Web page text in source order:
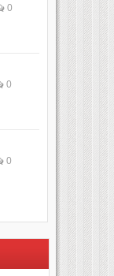
0
0
0